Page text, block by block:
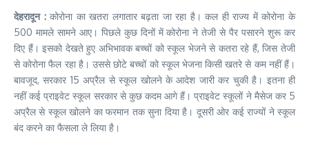
देहरादून :कोरोना का खतरा लगातार बढ़ता जा रहा है। कल ही राज्य में कोरोना के
500 मामले सामने आए। पिछले कुछ दिनों में कोरोना ने तेजी से पैर पसारने शुरू कर
दिए हैं। इसको देखते हुए अभिभावक बच्चों को स्कूल भेजने से कतरा रहे हैं, जिस तेजी
से कोरोना फैल रहा है। उससे छोटे बच्चों को स्कूल भेजना किसी खतरे से कम नहीं हैं।
बावजूद, सरकार 15 अप्रैल से स्कूल खोलने के आदेश जारी कर चुकी है। इतना ही
नहीं कई प्राइवेट स्कूल सरकार से कुछ कदम आगे हैं। प्राइवेट स्कूलों ने मैसेज कर 5
अप्रैल से स्कूल खोलने का फरमान तक सुना दिया है। दूसरी ओर कई राज्यों ने स्कूल
बंद करने का फैसला ले लिया है।